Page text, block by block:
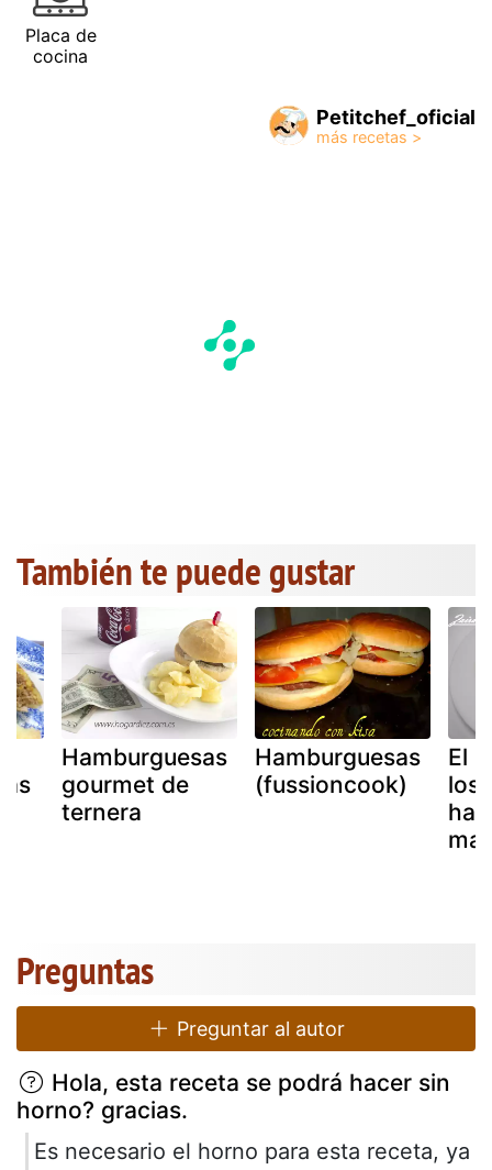
Placa de
cocina
Petitchef_oficial
También te puede gustar
Hamburguesas
gourmet de
ternera
Hamburguesas
(fussioncook)
El
los
Preguntas
Preguntar al autor
Hola, esta receta se podrá hacer sin
horno? gracias.
Es necesario el horno para esta receta, ya